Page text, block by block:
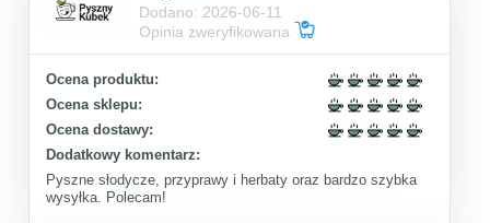
Dodano: 2026-06-11
Opinia zweryfikowana
Ocena produktu:
Ocena sklepu:
Ocena dostawy:
Dodatkowy komentarz:
Pyszne słodycze, przyprawy i herbaty oraz bardzo szybka
wysyłka. Polecam!